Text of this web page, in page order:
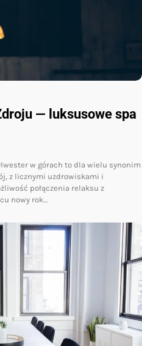
— luksusowe spa
w górach to dla wielu synonim
z licznymi uzdrowiskami i
połączenia relaksu z
nowy rok…